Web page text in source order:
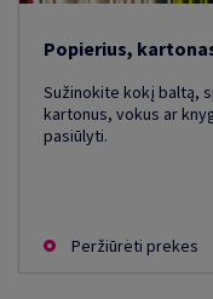
Popierius,
Sužinokite kokį baltą,
kartonus, vokus ar
pasiūlyti.
Peržiūrėti prekes